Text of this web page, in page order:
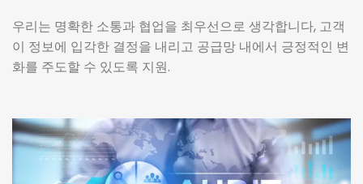
우리는 명확한 소통과 협업을 최우선으로 생각합니다, 고객
이 정보에 입각한 결정을 내리고 공급망 내에서 긍정적인 변
화를 주도할 수 있도록 지원.